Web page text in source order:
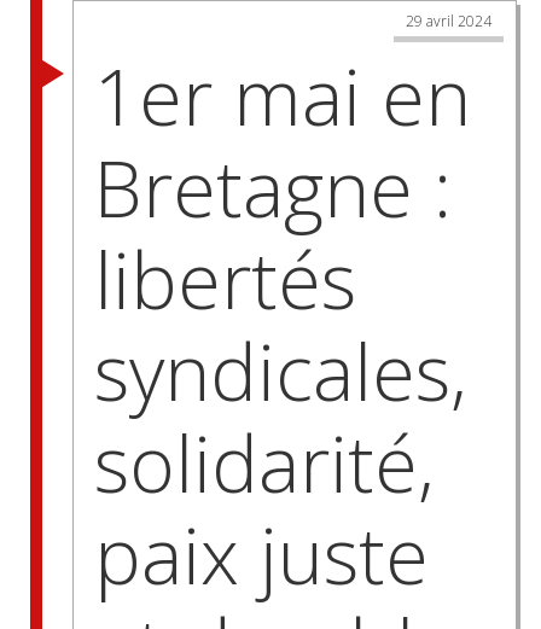
29 avril 2024
1er mai en
Bretagne :
libertés
syndicales,
solidarité,
paix juste